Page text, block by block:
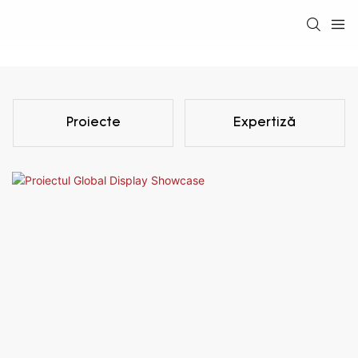
Proiecte Expertiză